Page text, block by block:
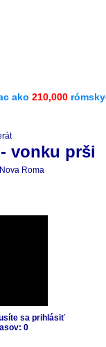
ako 210,000
vonku prši
Roma
sa prihlásiť
0